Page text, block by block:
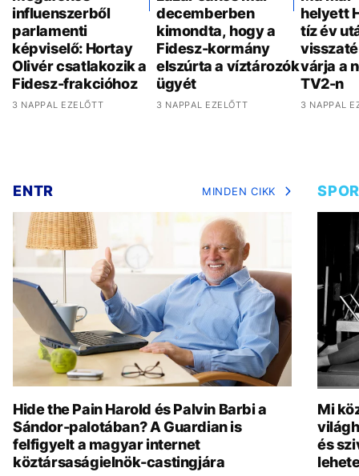
influenszerből
parlamenti
képviselő: Hortay
Olivér csatlakozik a
Fidesz-frakcióhoz
3 NAPPAL EZELŐTT
decemberben
kimondta, hogy a
Fidesz-kormány
elszúrta a víztározók
ügyét
3 NAPPAL EZELŐTT
helyett
tíz év
várja a
TV2-n
3 NAPPAL
ENTR MINDEN CIKK
Hide the Pain Harold és Palvin Barbi a
Sándor-palotában? A Guardian is
felfigyelt a magyar internet
köztársaságielnök-castingjára
Mi
és